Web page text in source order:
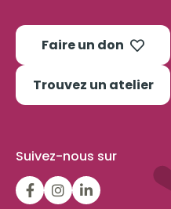
Faire un don
Trouvez un atelier
Suivez-nous sur
Belle